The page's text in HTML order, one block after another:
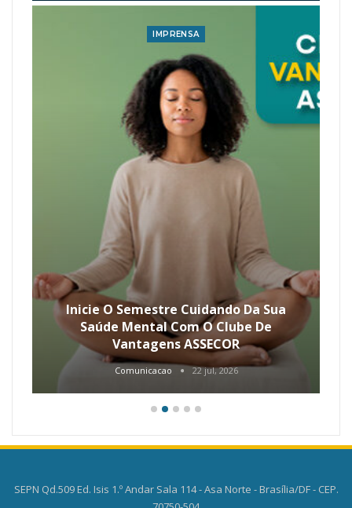
IMPRENSA
Inicie O Semestre Cuidando Da Sua
Saúde Mental Com O Clube De
Vantagens ASSECOR
Comunicacao 22 jul, 2026
SEPN Qd.509 Ed. Isis 1.º Andar Sala 114 - Asa Norte - Brasília/DF - CEP.